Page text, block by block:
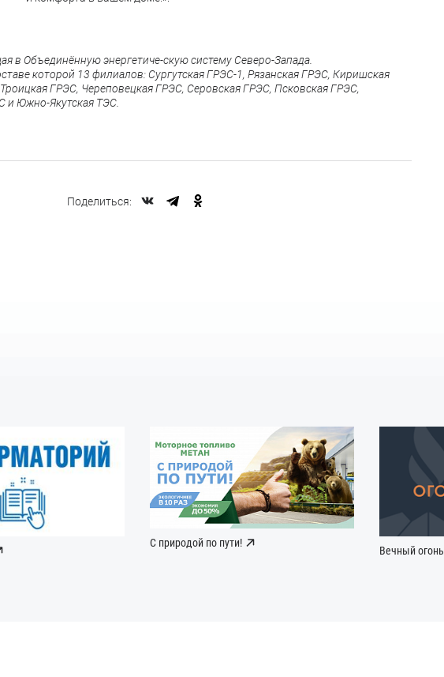
в Объединённую энергетиче-скую систему Северо-Запада.
которой 13 филиалов: Сургутская ГРЭС-1, Рязанская ГРЭС, Киришская
ГРЭС, Череповецкая ГРЭС, Серовская ГРЭС, Псковская ГРЭС,
и Южно-Якутская ТЭС.
Поделиться:
С природой по пути!
Вечный огонь